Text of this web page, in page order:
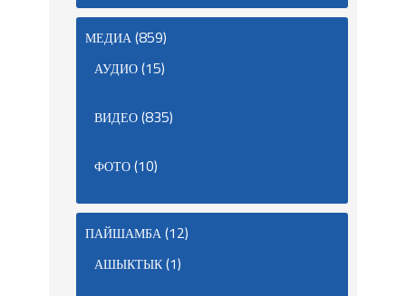
МЕДИА(859)
АУДИО(15)
ВИДЕО(835)
ФОТО(10)
ПАЙШАМБА(12)
АШЫКТЫК(1)